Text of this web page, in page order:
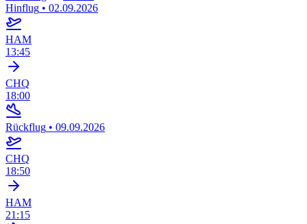
Hinflug • 02.09.2026
HAM
13:45
CHQ
18:00
Rückflug • 09.09.2026
CHQ
18:50
HAM
21:15